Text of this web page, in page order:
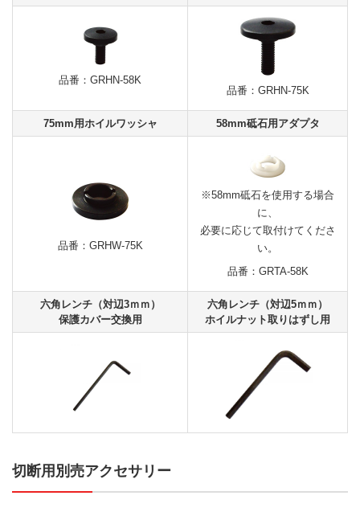
品番：GRHN-58K
品番：GRHN-75K
75mm用ホイルワッシャ 58mm砥石用アダプタ
品番：GRHW-75K
※58mm砥石を使用する場合
に、
必要に応じて取付けてくださ
い。
品番：GRTA-58K
六角レンチ（対辺3ｍｍ）
保護カバー交換用
六角レンチ（対辺5ｍｍ）
ホイルナット取りはずし用
切断用別売アクセサリー